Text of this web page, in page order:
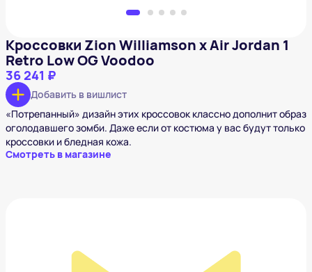
Кроссовки Zion Williamson x Air Jordan 1
Retro Low OG Voodoo
36 241 ₽
Добавить в вишлист
«Потрепанный» дизайн этих кроссовок классно дополнит образ
оголодавшего зомби. Даже если от костюма у вас будут только
кроссовки и бледная кожа.
Смотреть в магазине